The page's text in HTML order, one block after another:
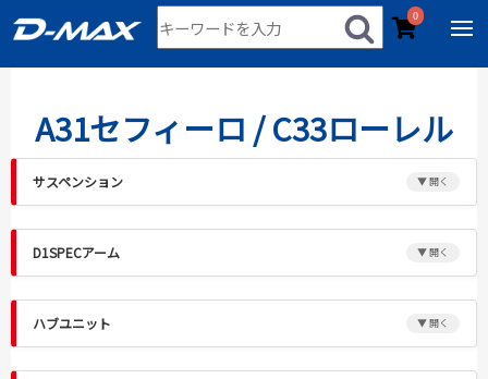
0
A31セフィーロ / C33ローレル
サスペンション
D1SPECアーム
ハブユニット